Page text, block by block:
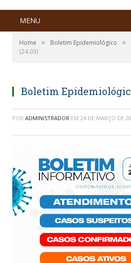
MENU
Home » Boletim Epidemiológico »
(24.03)
Boletim
POR ADMINISTRADOR EM 24 DE MARÇO DE